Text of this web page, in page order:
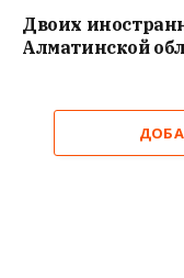
Двоих
Алматинской